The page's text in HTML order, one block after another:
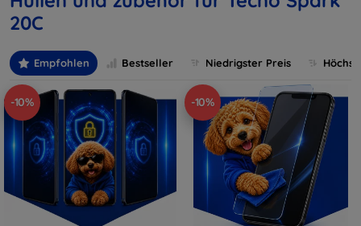
20C
Empfohlen Bestseller Niedrigster Preis
-10% -10%